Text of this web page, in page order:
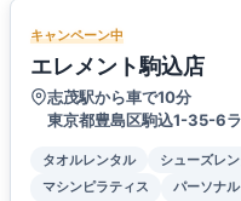
キャンペーン中
エレメント駒込店
志茂駅から車で10分
東京都豊島区駒込1-35-6
タオルレンタル シューズレ
マシンピラティス
パーソナ